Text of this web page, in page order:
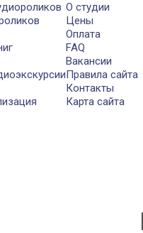
О студии
Цены
Оплата
FAQ
Вакансии
Правила сайта
Контакты
Карта сайта